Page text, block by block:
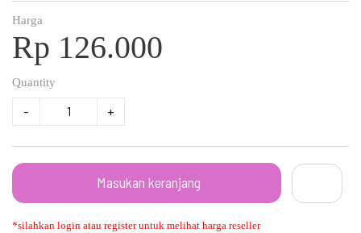
Harga
Rp 126.000
Quantity
- +
Masukan keranjang
*silahkan login atau register untuk melihat harga reseller